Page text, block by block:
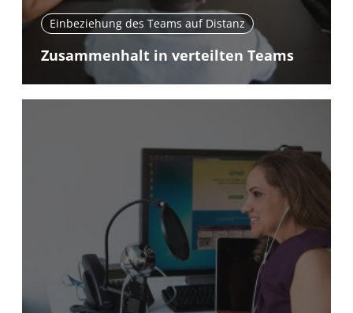
Einbeziehung des Teams auf Distanz
Zusammenhalt in verteilten Teams